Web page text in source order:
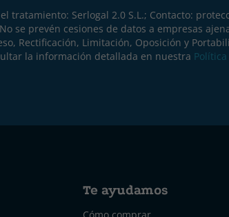
tratamiento: Serlogal 2.0 S.L.; Contacto:
se prevén cesiones de datos a empresas
Rectificación, Limitación, Oposición y
la información detallada en nuestra
Te ayudamos